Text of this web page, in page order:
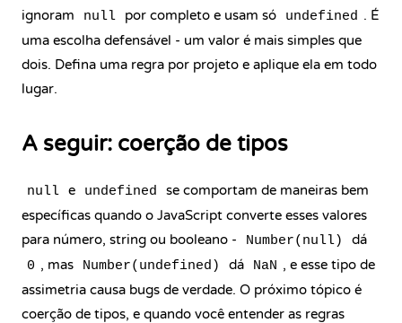
ignoram
null por completo e usam só undefined . É
uma escolha defensável - um valor é mais simples que
dois. Defina uma regra por projeto e aplique ela em todo
lugar.
A seguir: coerção de tipos
null e undefined
se comportam de maneiras bem
específicas quando o JavaScript converte esses valores
para número, string ou booleano -
Number(null) dá
0 , mas Number(undefined) dá NaN , e esse tipo de
assimetria causa bugs de verdade. O próximo tópico é
coerção de tipos, e quando você entender as regras